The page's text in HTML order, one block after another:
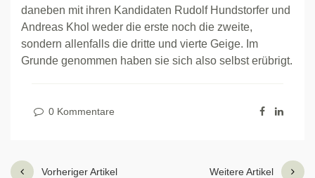
daneben mit ihren Kandidaten Rudolf Hundstorfer und
Andreas Khol weder die erste noch die zweite,
sondern allenfalls die dritte und vierte Geige. Im
Grunde genommen haben sie sich also selbst erübrigt.
0 Kommentare
Vorheriger Artikel Weitere Artikel